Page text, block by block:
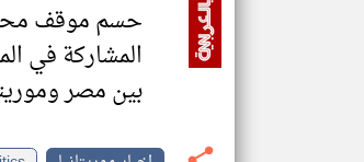
حسم موقف
المشاركة في
بين مصر